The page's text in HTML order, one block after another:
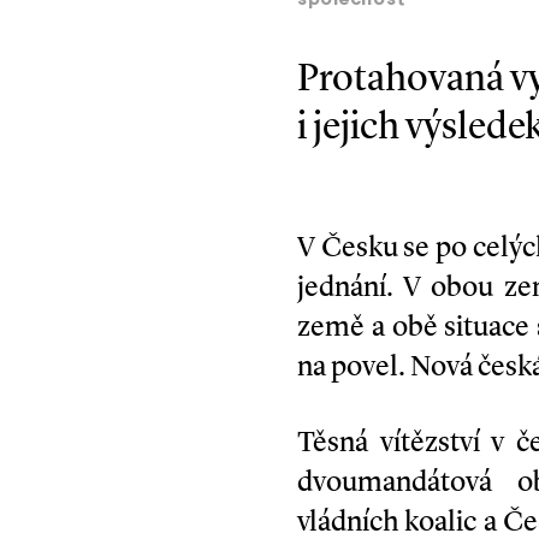
Protahovaná
i jejich
V Česku se po
jednání. V obou
země a obě
na povel. Nová
Těsná vítězství v
dvoumandátová
vládních koalic a